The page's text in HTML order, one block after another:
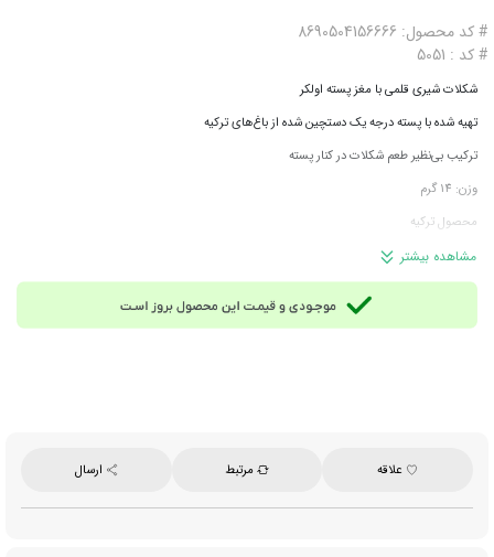
# کد محصول: 8690504156666
# کد : 5051
شکلات شیری قلمی با مغز پسته اولکر
تهیه شده با پسته درجه یک دستچین شده از باغ‌های ترکیه
ترکیب بی‌نظیر طعم شکلات در کنار پسته
وزن: 14 گرم
محصول ترکیه
مشاهده بیشتر
علاقه مرتبط ارسال